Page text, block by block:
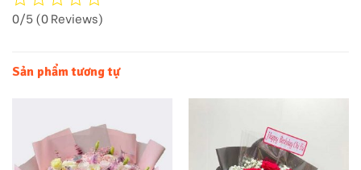
0/5(0 Reviews)
Sản phẩm tương tự